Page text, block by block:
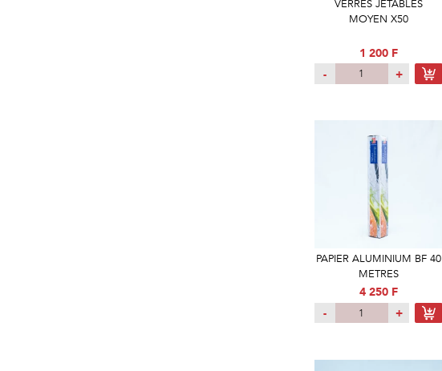
VERRES JETABLES
MOYEN X50
1 200 F
-
+
PAPIER ALUMINIUM BF 40
METRES
4 250 F
-
+